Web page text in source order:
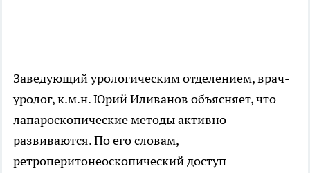
Заведующий урологическим отделением, врач-
уролог, к.м.н. Юрий Иливанов объясняет, что
лапароскопические методы активно
развиваются. По его словам,
ретроперитонеоскопический доступ